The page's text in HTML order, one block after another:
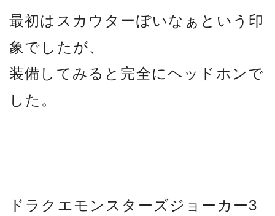
最初はスカウターぽいなぁという印
象でしたが、
装備してみると完全にヘッドホンで
した。
ドラクエモンスターズジョーカー3